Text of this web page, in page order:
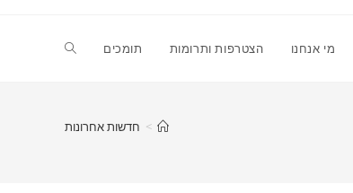
מי אנחנו הצטרפות ותרומות תומכים Toggle
> חדשות אחרונות